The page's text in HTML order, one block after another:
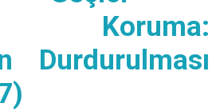
Koruma:
Durdurulması